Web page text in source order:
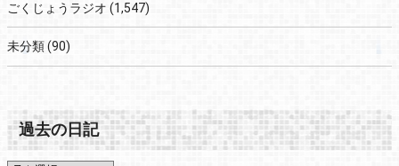
ごくじょうラジオ (1,547)
未分類(90)
過去の日記